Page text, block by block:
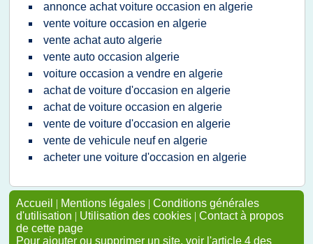
annonce achat voiture occasion en algerie
vente voiture occasion en algerie
vente achat auto algerie
vente auto occasion algerie
voiture occasion a vendre en algerie
achat de voiture d'occasion en algerie
achat de voiture occasion en algerie
vente de voiture d'occasion en algerie
vente de vehicule neuf en algerie
acheter une voiture d'occasion en algerie
Accueil | Mentions légales | Conditions générales
d'utilisation | Utilisation des cookies | Contact à propos
de cette page
Pour ajouter ou supprimer un site, voir l'article 4 des